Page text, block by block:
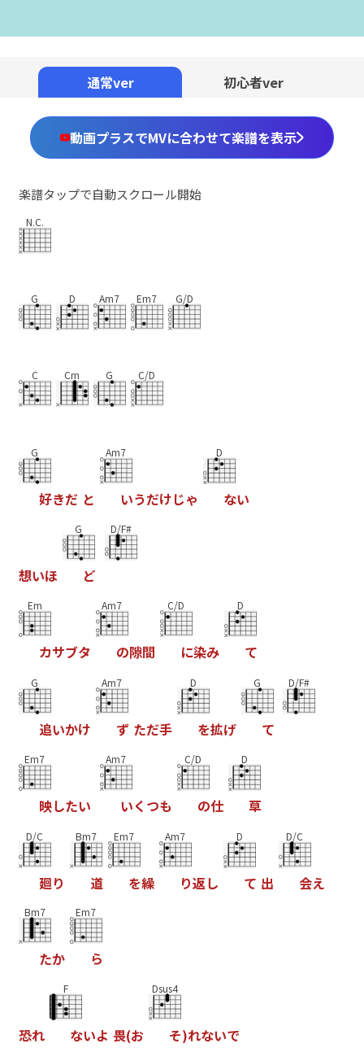
通常ver 初心者ver
動画プラスでMVに合わせて楽譜を表示
楽譜タップで自動スクロール開始
N.C.
G D Am7 Em7 G/D
C Cm G C/D
G
好きだ と
Am7
いうだけじゃ
D
ない
想いほ
G
ど
D/F#
Em
カサブタ
Am7
の隙間
C/D
に染み
D
て
G
追いかけ
Am7
ず ただ手
D
を拡げ
G
て
D/F#
Em7
映したい
Am7
いく つも
C/D
の仕
D
草
D/C
廻り
Bm7
道
Em7
を繰
Am7
り返し
D
て 出
D/C
会え
Bm7
たか
Em7
ら
恐れ
F
ないよ 畏(お
Dsus4
そ)れないで